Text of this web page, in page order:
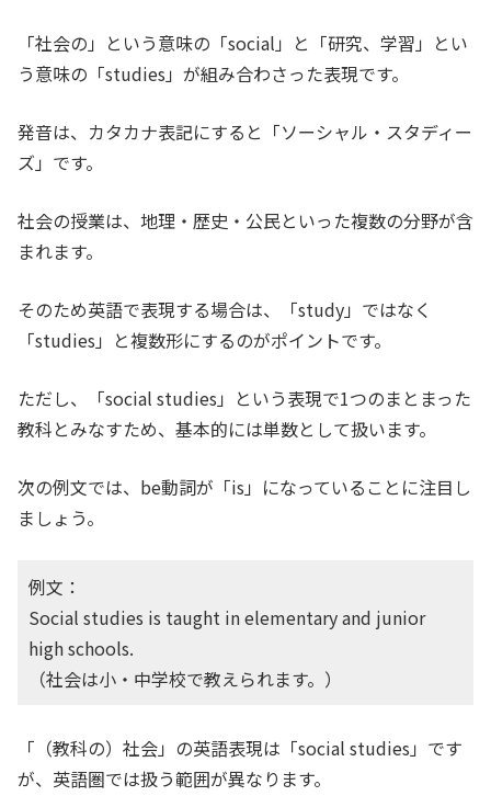
「社会の」という意味の「social」と「研究、学習」とい
う意味の「studies」が組み合わさった表現です。
発音は、カタカナ表記にすると「ソーシャル・スタディー
ズ」です。
社会の授業は、地理・歴史・公民といった複数の分野が含
まれます。
そのため英語で表現する場合は、「study」ではなく
「studies」と複数形にするのがポイントです。
ただし、「social studies」という表現で1つのまとまった
教科とみなすため、基本的には単数として扱います。
次の例文では、be動詞が「is」になっていることに注目し
ましょう。
例文：
Social studies is taught in elementary and junior
high schools.
（社会は小・中学校で教えられます。）
「（教科の）社会」の英語表現は「social studies」です
が、英語圏では扱う範囲が異なります。